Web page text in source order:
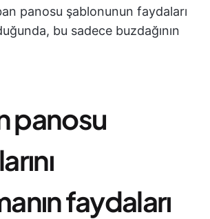
panosu şablonunun faydaları
bu sadece buzdağının
panosu
faydaları